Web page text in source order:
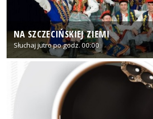
NA SZCZECIŃSKIEJ ZIEMI
Słuchaj jutro po godz. 00:00